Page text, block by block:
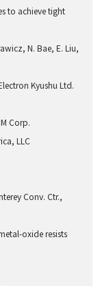
to achieve tight
N. Bae, E. Liu,
Kyushu Ltd.
Corp.
LLC
Conv. Ctr.,
oxide resists